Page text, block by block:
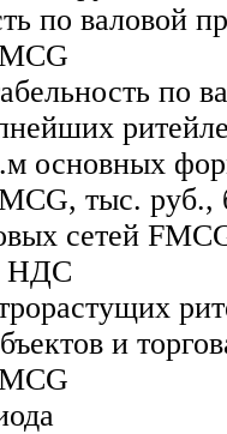
по валовой
по
основных
тыс.
сетей
НДС
и